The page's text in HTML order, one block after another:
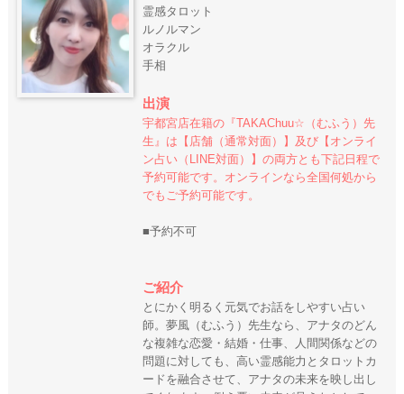
霊感タロット
ルノルマン
オラクル
手相
出演
宇都宮店在籍の『TAKAChuu☆（むふう）先
生』は【店舗（通常対面）】及び【オンライ
ン占い（LINE対面）】の両方とも下記日程で
予約可能です。オンラインなら全国何処から
でもご予約可能です。
■予約不可
ご紹介
とにかく明るく元気でお話をしやすい占い
師。夢風（むふう）先生なら、アナタのどん
な複雑な恋愛・結婚・仕事、人間関係などの
問題に対しても、高い霊感能力とタロットカ
ードを融合させて、アナタの未来を映し出し